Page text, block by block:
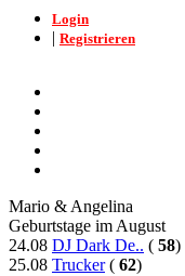
Login
| Registrieren
Mario & Angelina
Geburtstage im August
24.08 DJ Dark De.. ( 58)
25.08 Trucker( 62)